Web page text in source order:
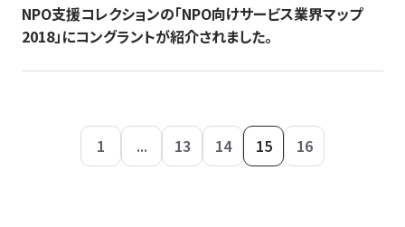
NPO支援コレクションの「NPO向けサービス業界マップ
2018」にコングラントが紹介されました。
1 ... 13 14 15 16